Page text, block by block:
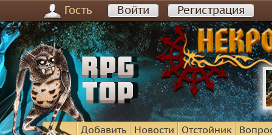
Гость Войти Регистрация
Добавить Новости Отстойник